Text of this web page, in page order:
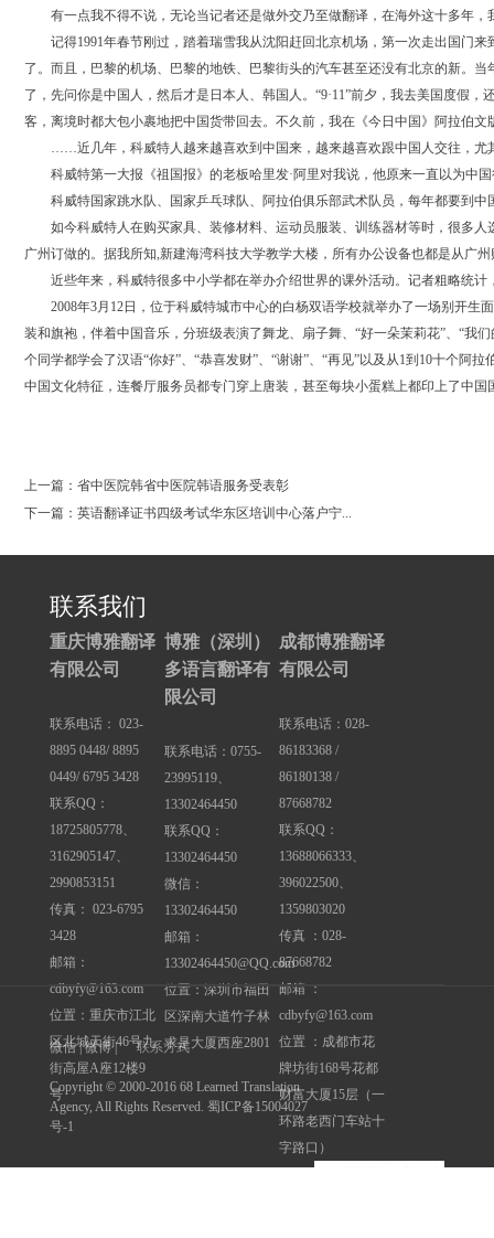
有一点我不得不说，无论当记者还是做外交乃至做翻译，在海外这十多年，
记得1991年春节刚过，踏着瑞雪我从沈阳赶回北京机场，第一次走出国门来
了。而且，巴黎的机场、巴黎的地铁、巴黎街头的汽车甚至还没有北京的新。
了，先问你是中国人，然后才是日本人、韩国人。“9·11”前夕，我去美国度假
客，离境时都大包小裹地把中国货带回去。不久前，我在《今日中国》阿拉伯
……近几年，科威特人越来越喜欢到中国来，越来越喜欢跟中国人交往，尤
科威特第一大报《祖国报》的老板哈里发·阿里对我说，他原来一直以为中
科威特国家跳水队、国家乒乓球队、阿拉伯俱乐部武术队员，每年都要到中
如今科威特人在购买家具、装修材料、运动员服装、训练器材等时，很多人
广州订做的。据我所知,新建海湾科技大学教学大楼，所有办公设备也都是从广
近些年来，科威特很多中小学都在举办介绍世界的课外活动。记者粗略统计
2008年3月12日，位于科威特城市中心的白杨双语学校就举办了一场别开生
装和旗袍，伴着中国音乐，分班级表演了舞龙、扇子舞、“好一朵茉莉花”、“
个同学都学会了汉语“你好”、“恭喜发财”、“谢谢”、“再见”以及从1到10十个
中国文化特征，连餐厅服务员都专门穿上唐装，甚至每块小蛋糕上都印上了中
上一篇：省中医院韩省中医院韩语服务受表彰
下一篇：英语翻译证书四级考试华东区培训中心落户宁...
联系我们
重庆博雅翻译
有限公司
联系电话： 023-
8895 0448/ 8895
0449/ 6795 3428
联系QQ：
18725805778、
3162905147、
2990853151
传真： 023-6795
3428
邮箱：
cdbyfy@163.com
位置：重庆市江北
区北城天街46号九
街高屋A座12楼9
号
博雅（深圳）
多语言翻译有
限公司
联系电话：0755-
23995119、
13302464450
联系QQ：
13302464450
微信：
13302464450
邮箱：
13302464450@QQ.com
位置：深圳市福田
区深南大道竹子林
求是大厦西座2801
成都博雅翻译
有限公司
联系电话：028-
86183368 /
86180138 /
87668782
联系QQ：
13688066333、
396022500、
1359803020
传真 ：028-
87668782
邮箱 ：
cdbyfy@163.com
位置 ：成都市花
牌坊街168号花都
财富大厦15层（一
环路老西门车站十
字路口）
微信 | 微博 | 联系方式
Copyright © 2000-2016 68 Learned Translation
Agency, All Rights Reserved. 蜀ICP备15004027
号-1